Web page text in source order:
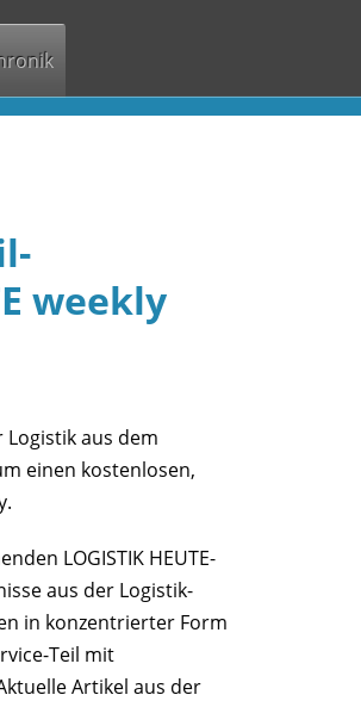
weekly
Logistik aus dem
einen kostenlosen,
LOGISTIK HEUTE-
aus der Logistik-
in konzentrierter Form
Teil mit
Artikel aus der